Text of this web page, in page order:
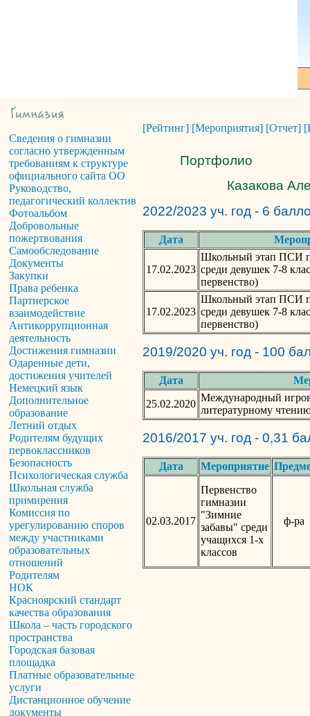
Сведения о гимназии
согласно утвержденным
требованиям к структуре
официального сайта ОО
Руководство,
педагогический коллектив
Фотоальбом
Добровольные
пожертвования
Самообследование
Документы
Закупки
Права ребенка
Партнерское
взаимодействие
Антикоррупционная
деятельность
Достижения гимназии
Одаренные дети,
достижения учителей
Немецкий язык
Дополнительное
образование
Летний отдых
Родителям будущих
первоклассников
Безопасность
Психологическая служба
Школьная служба
примирения
Комиссия по
урегулированию споров
между участниками
образовательных
отношений
Родителям
НОК
Красноярский стандарт
качества образования
Школа – часть городского
пространства
Городская базовая
площадка
Платные образовательные
услуги
Дистанционное обучение
документы
[Рейтинг] [Мероприятия] [Отчет]
Портфолио
Казакова
2022/2023 уч. год - 6
Дата
17.02.2023
Школьный этап ПСИ
среди девушек 7-8
первенство)
17.02.2023
Школьный этап ПСИ
среди девушек 7-8
первенство)
2019/2020 уч. год - 100
Дата
25.02.2020
Международный
литературному
2016/2017 уч. год - 0,31
Дата Мероприятие
02.03.2017
Первенство
гимназии
"Зимние
забавы" среди
учащихся 1-х
классов
ф-ра